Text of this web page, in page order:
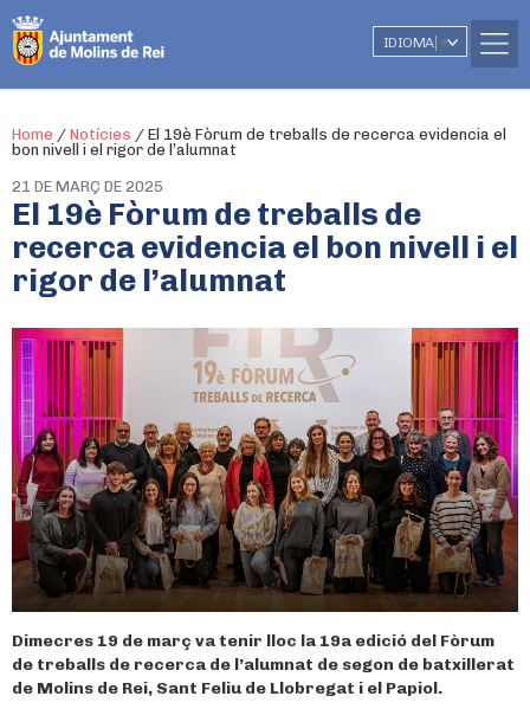
IDIOMA ▼
Home / Notícies / El 19è Fòrum de treballs de recerca evidencia el
bon nivell i el rigor de l’alumnat
21 DE MARÇ DE 2025
El 19è Fòrum de treballs de
recerca evidencia el bon nivell i el
rigor de l’alumnat
Dimecres 19 de març va tenir lloc la 19a edició del Fòrum
de treballs de recerca de l’alumnat de segon de batxillerat
de Molins de Rei, Sant Feliu de Llobregat i el Papiol.